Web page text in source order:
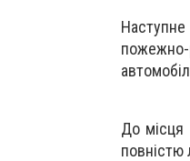
До місця
повністю